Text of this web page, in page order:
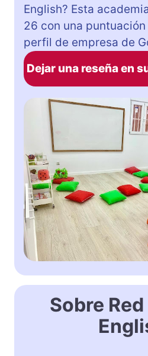
English? Esta
26 con una
perfil de empresa de
Dejar una reseña en
Sobre